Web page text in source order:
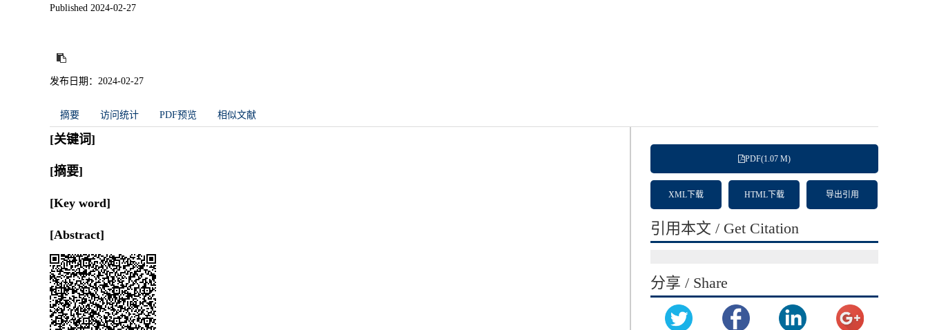
Published 2024-02-27
发布日期：2024-02-27
摘要 访问统计 PDF预览 相似文献
[关键词]
[摘要]
[Key word]
[Abstract]
PDF(1.07 M)
XML下载 HTML下载 导出引用
引用本文 / Get Citation
分享 / Share